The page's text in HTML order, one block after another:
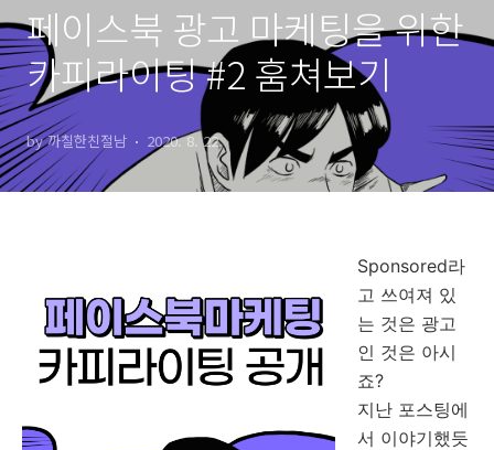
페이스북 광고 마케팅을 위한
카피라이팅 #2 훔쳐보기
by 까칠한친절남 2020. 8. 22.
Sponsored라
고 쓰여져 있
는 것은 광고
인 것은 아시
죠?
지난 포스팅에
서 이야기했듯